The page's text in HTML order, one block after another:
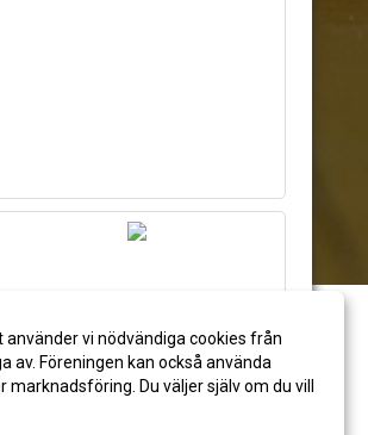
vi nödvändiga cookies från
av. Föreningen kan också använda
Du väljer själv om du vill